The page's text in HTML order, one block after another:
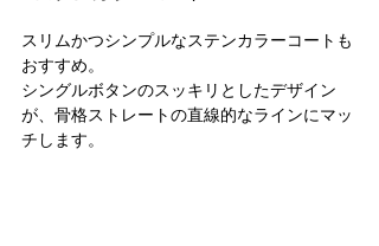
スリムかつシンプルなステンカラーコートも
おすすめ。
シングルボタンのスッキリとしたデザイン
が、骨格ストレートの直線的なラインにマッ
チします。